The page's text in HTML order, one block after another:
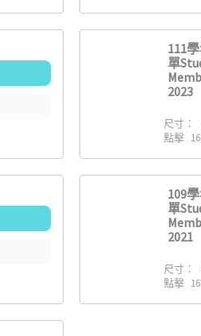
111
單
2023
尺寸：
點擊
109
單
2021
尺寸：
點擊